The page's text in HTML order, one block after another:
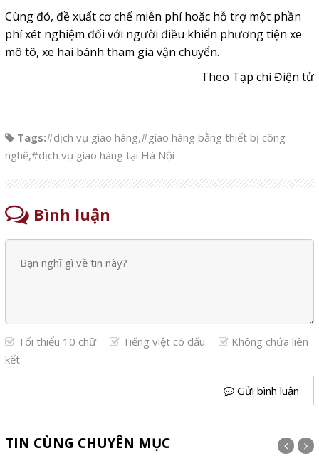
Cùng đó, đề xuất cơ chế miễn phí hoặc hỗ trợ một phần
phí xét nghiệm đối với người điều khiển phương tiện xe
mô tô, xe hai bánh tham gia vận chuyển.
Theo Tạp chí Điện tử
Tags:#dịch vụ giao hàng,#giao hàng bằng thiết bị công
nghệ,#dịch vụ giao hàng tại Hà Nội
Bình luận
Tối thiểu 10 chữ Tiếng việt có dấu
Không chứa liên
kết
Gửi bình luận
TIN CÙNG CHUYÊN MỤC